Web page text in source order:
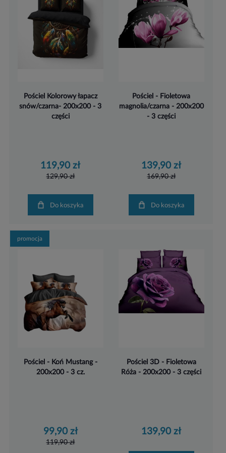
Pościel Kolorowy łapacz
snów/czarna- 200x200 - 3
części
119,90 zł
129,90 zł
Do koszyka
Pościel - Fioletowa
magnolia/czarna - 200x200
- 3 części
139,90 zł
169,90 zł
Do koszyka
Pościel - Koń Mustang -
200x200 - 3 cz.
99,90 zł
119,90 zł
promocja
Pościel 3D - Fioletowa
Róża - 200x200 - 3 części
139,90 zł